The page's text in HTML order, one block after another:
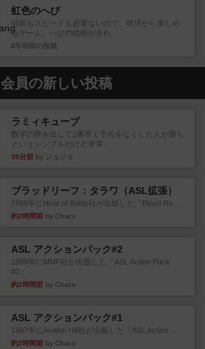
虹色のへび
技術もスピードも必要ないので、幼児から楽しめ
るゲーム。へびの絵柄がきれ...
8年弱前 の投稿
会員の新しい投稿
ラミィキューブ
数字の牌を出して1番早く手札をなくした人が勝ち
というシンプルだけど非常...
36分前 by ジョジョ
ブラッドリーフ：タラワ（ASL拡張）
1996年にHeat of Battle社が出版した『Blood Re...
約2時間前 by Chaco
ASL アクションパック#2
1999年にMMP社が出版した『ASL Action Pack
#2』...
約2時間前 by Chaco
ASL アクションパック#1
1997年にAvalon Hill社が出版した『ASL Action ...
約3時間前 by Chaco